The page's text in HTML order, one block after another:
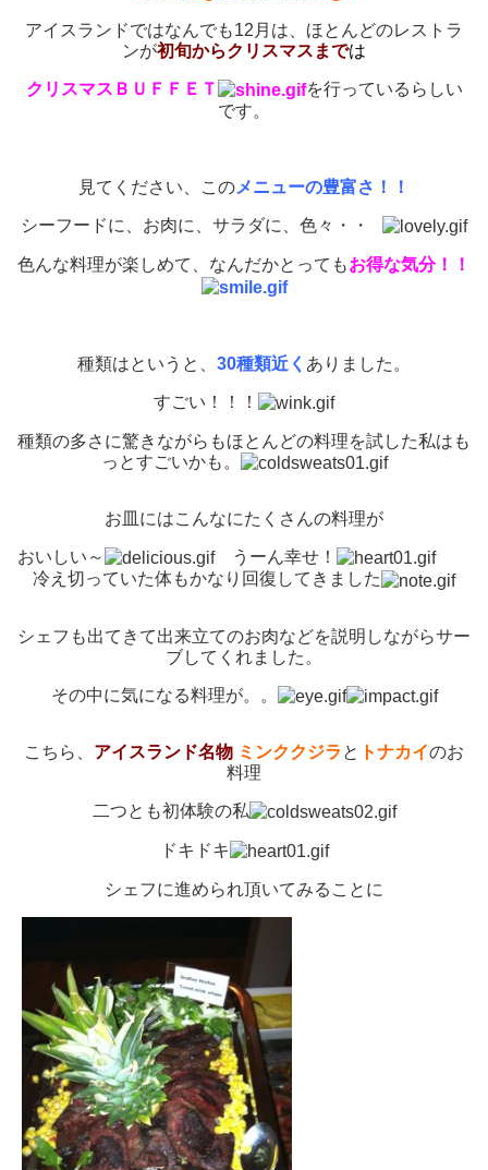
アイスランドではなんでも12月は、ほとんどのレストラ
ンが初旬からクリスマスまでは
クリスマスＢＵＦＦＥＴ
を行っているらしい
です。
見てください、このメニューの豊富さ！！
シーフードに、お肉に、サラダに、色々・・
色んな料理が楽しめて、なんだかとってもお得な気分！！
種類はというと、 30種類近く ありました。
すごい！！！
種類の多さに驚きながらもほとんどの料理を試した私はも
っとすごいかも。
お皿にはこんなにたくさんの料理が
おいしい～
うーん幸せ！
冷え切っていた体もかなり回復してきました
シェフも出てきて出来立てのお肉などを説明しながらサー
ブしてくれました。
その中に気になる料理が。。
こちら、 アイスランド名物 ミンククジラ と トナカイのお
料理
二つとも初体験の私
ドキドキ
シェフに進められ頂いてみることに